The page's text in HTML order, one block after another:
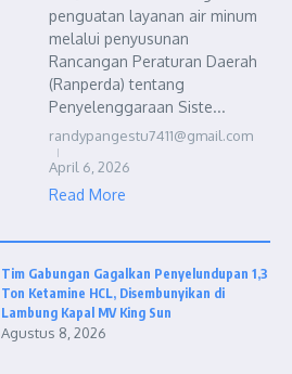
penguatan layanan air minum
melalui penyusunan
Rancangan Peraturan Daerah
(Ranperda) tentang
Penyelenggaraan Siste...
randypangestu7411@gmail.com
April 6, 2026
Read More
Tim Gabungan Gagalkan Penyelundupan 1,3
Ton Ketamine HCL, Disembunyikan di
Lambung Kapal MV King Sun
Agustus 8, 2026